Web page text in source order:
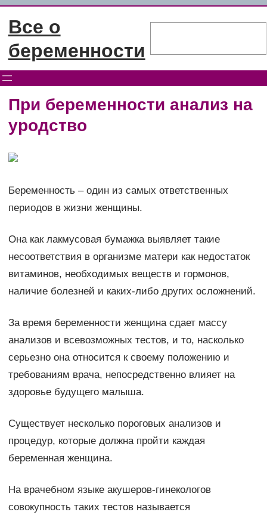
Перейти
содержимому
Все о
беременности
При беременности анализ на
уродство
Беременность – один из самых ответственных
периодов в жизни женщины.
Она как лакмусовая бумажка выявляет такие
несоответствия в организме матери как недостаток
витаминов, необходимых веществ и гормонов,
наличие болезней и каких-либо других осложнений.
За время беременности женщина сдает массу
анализов и всевозможных тестов, и то, насколько
серьезно она относится к своему положению и
требованиям врача, непосредственно влияет на
здоровье будущего малыша.
Существует несколько пороговых анализов и
процедур, которые должна пройти каждая
беременная женщина.
На врачебном языке акушеров-гинекологов
совокупность таких тестов называется